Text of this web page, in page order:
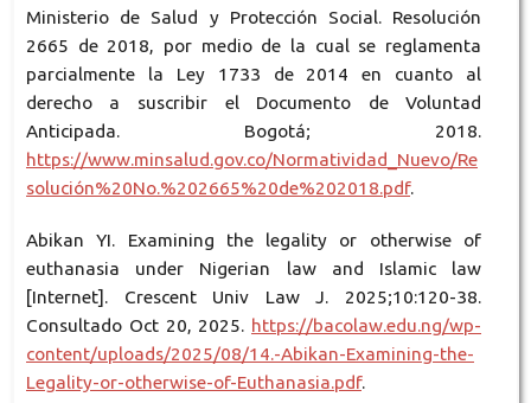
Ministerio de Salud y Protección Social. Resolución
2665 de 2018, por medio de la cual se reglamenta
parcialmente la Ley 1733 de 2014 en cuanto al
derecho a suscribir el Documento de Voluntad
Anticipada. Bogotá; 2018.
https://www.minsalud.gov.co/Normatividad_Nuevo/Re
solución%20No.%202665%20de%202018.pdf.
Abikan YI. Examining the legality or otherwise of
euthanasia under Nigerian law and Islamic law
[Internet]. Crescent Univ Law J. 2025;10:120-38.
Consultado Oct 20, 2025. https://bacolaw.edu.ng/wp-
content/uploads/2025/08/14.-Abikan-Examining-the-
Legality-or-otherwise-of-Euthanasia.pdf.